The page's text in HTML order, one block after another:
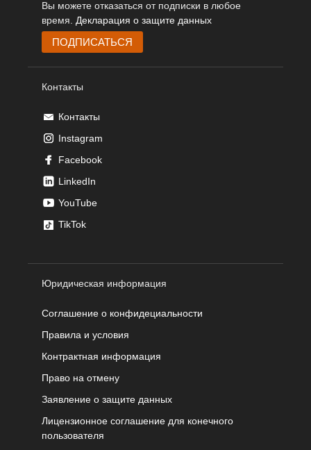
Вы можете отказаться от подписки в любое
время. Декларация о защите данных
Контакты
Контакты
Instagram
Facebook
LinkedIn
YouTube
TikTok
Юридическая информация
Соглашение о конфидециальности
Правила и условия
Контрактная информация
Право на отмену
Заявление о защите данных
Лицензионное соглашение для конечного
пользователя